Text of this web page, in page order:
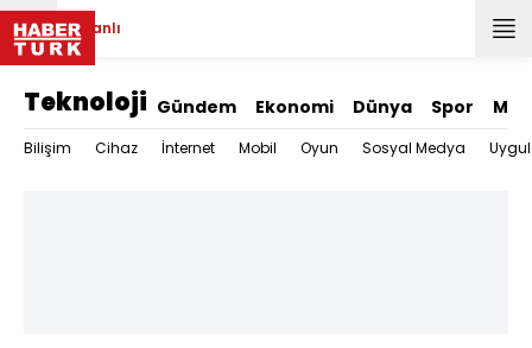
Canlı
Teknoloji Gündem Ekonomi Dünya Spor
Bilişim Cihaz İnternet Mobil Oyun Sosyal Medya